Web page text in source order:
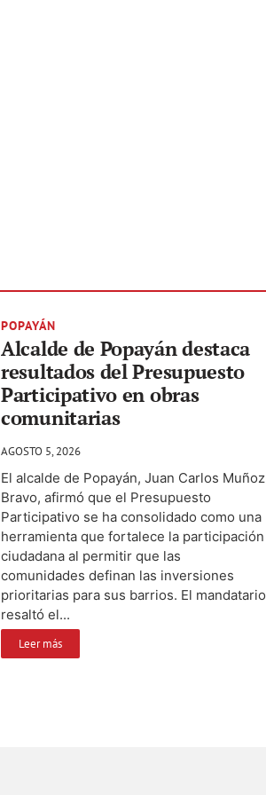
POPAYÁN
Alcalde de Popayán destaca
resultados del Presupuesto
Participativo en obras
comunitarias
AGOSTO 5, 2026
El alcalde de Popayán, Juan Carlos Muñoz
Bravo, afirmó que el Presupuesto
Participativo se ha consolidado como una
herramienta que fortalece la participación
ciudadana al permitir que las
comunidades definan las inversiones
prioritarias para sus barrios. El mandatario
resaltó el...
Leer más